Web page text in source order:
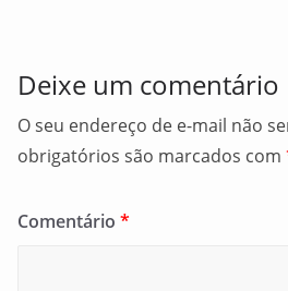
Deixe um comentário
O seu endereço de e-mail não
obrigatórios são marcados com
Comentário *